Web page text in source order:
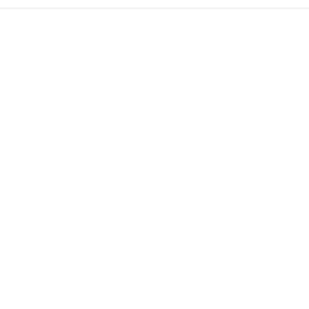
مقعد شاغر على الإفطار
اقتصادي في انتظار حلم